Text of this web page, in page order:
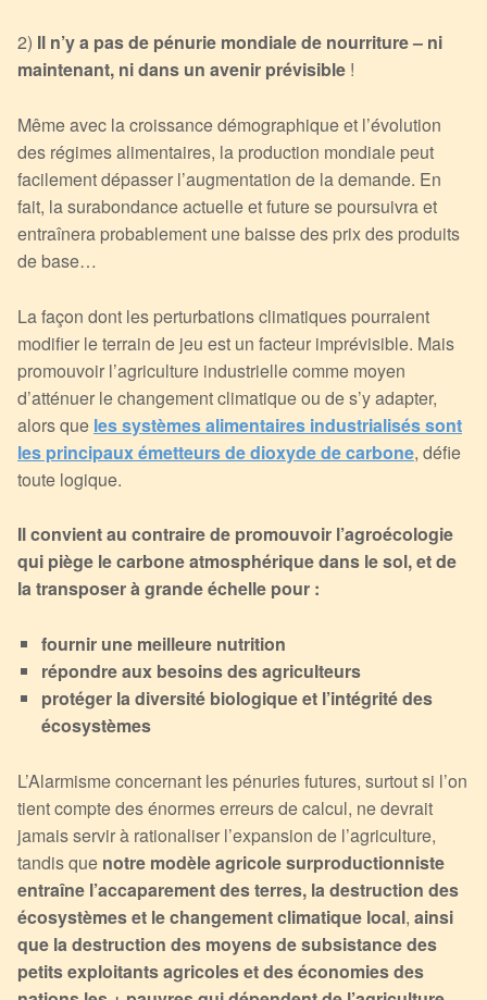
2) Il n’y a pas de pénurie mondiale de nourriture – ni
maintenant, ni dans un avenir prévisible !
Même avec la croissance démographique et l’évolution
des régimes alimentaires, la production mondiale peut
facilement dépasser l’augmentation de la demande. En
fait, la surabondance actuelle et future se poursuivra et
entraînera probablement une baisse des prix des produits
de base…
La façon dont les perturbations climatiques pourraient
modifier le terrain de jeu est un facteur imprévisible. Mais
promouvoir l’agriculture industrielle comme moyen
d’atténuer le changement climatique ou de s’y adapter,
alors que les systèmes alimentaires industrialisés sont
les principaux émetteurs de dioxyde de carbone, défie
toute logique.
Il convient au contraire de promouvoir l’agroécologie
qui piège le carbone atmosphérique dans le sol, et de
la transposer à grande échelle pour :
fournir une meilleure nutrition
répondre aux besoins des agriculteurs
protéger la diversité biologique et l’intégrité des
écosystèmes
L’Alarmisme concernant les pénuries futures, surtout si l’on
tient compte des énormes erreurs de calcul, ne devrait
jamais servir à rationaliser l’expansion de l’agriculture,
tandis que notre modèle agricole surproductionniste
entraîne l’accaparement des terres, la destruction des
écosystèmes et le changement climatique local, ainsi
que la destruction des moyens de subsistance des
petits exploitants agricoles et des économies des